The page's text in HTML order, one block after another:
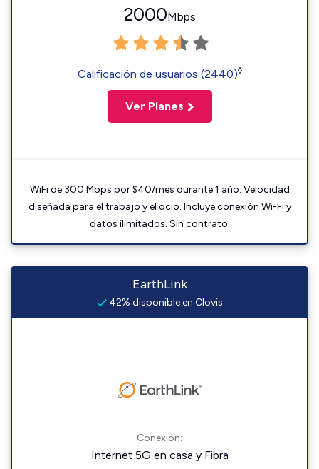
2000Mbps
Calificación de usuarios (2440)◊
Ver Planes
WiFi de 300 Mbps por $40/mes durante 1 año. Velocidad
diseñada para el trabajo y el ocio. Incluye conexión Wi-Fi y
datos ilimitados. Sin contrato.
EarthLink
42% disponible en Clovis
Conexión:
Internet 5G en casa y Fibra